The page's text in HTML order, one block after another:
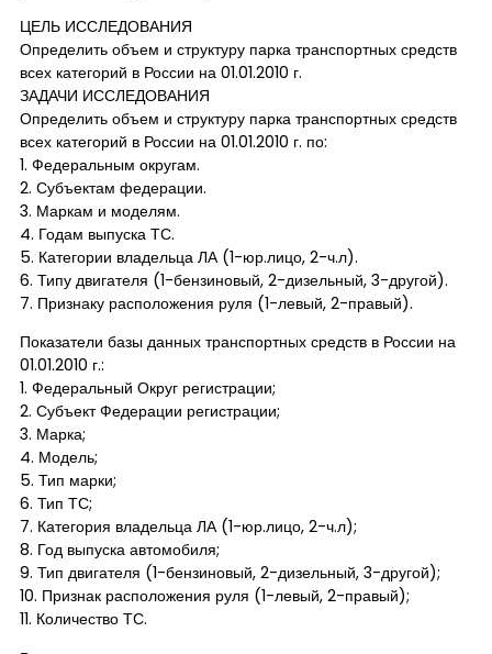
ЦЕЛЬ ИССЛЕДОВАНИЯ
Определить объем и структуру парка транспортных средств
всех категорий в России на 01.01.2010 г.
ЗАДАЧИ ИССЛЕДОВАНИЯ
Определить объем и структуру парка транспортных средств
всех категорий в России на 01.01.2010 г. по:
1. Федеральным округам.
2. Субъектам федерации.
3. Маркам и моделям.
4. Годам выпуска ТС.
5. Категории владельца ЛА (1-юр.лицо, 2-ч.л).
6. Типу двигателя (1-бензиновый, 2-дизельный, 3-другой).
7. Признаку расположения руля (1-левый, 2-правый).
Показатели базы данных транспортных средств в России на
01.01.2010 г.:
1. Федеральный Округ регистрации;
2. Субъект Федерации регистрации;
3. Марка;
4. Модель;
5. Тип марки;
6. Тип ТС;
7. Категория владельца ЛА (1-юр.лицо, 2-ч.л);
8. Год выпуска автомобиля;
9. Тип двигателя (1-бензиновый, 2-дизельный, 3-другой);
10. Признак расположения руля (1-левый, 2-правый);
11. Количество ТС.